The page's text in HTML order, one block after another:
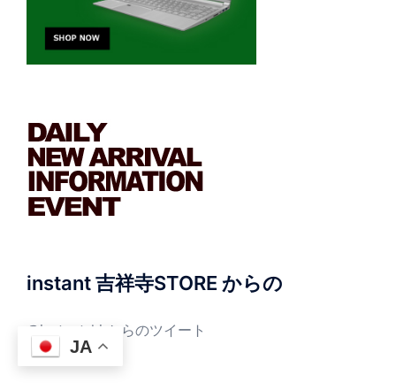
instant 吉祥寺STORE からの
@instant_kj からのツイート
JA